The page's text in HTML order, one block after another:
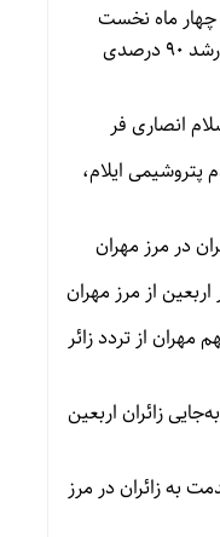
ماه نخست
امسال از ۱۴.۵ همت گذشت/ رشد ۹۰ درصدی
انصاری فر
ایلام،
در مرز مهران
از تردد زائر
زائران اربعین
به زائران در مرز